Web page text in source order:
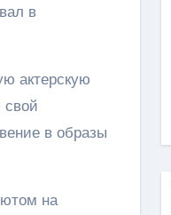
в
актерскую
свой
в образы
на